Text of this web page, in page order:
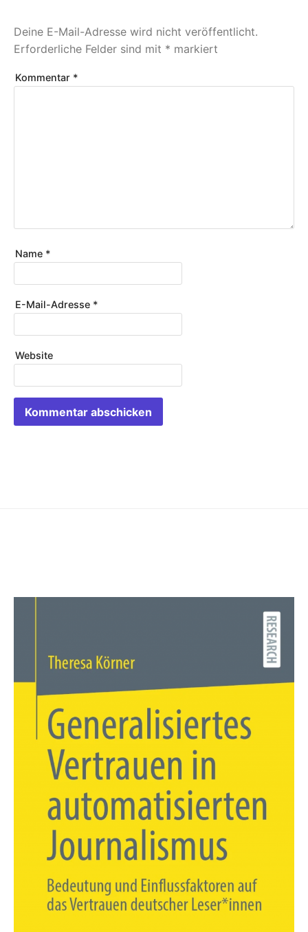
Deine E-Mail-Adresse wird nicht veröffentlicht.
Erforderliche Felder sind mit * markiert
Kommentar *
Name *
E-Mail-Adresse *
Website